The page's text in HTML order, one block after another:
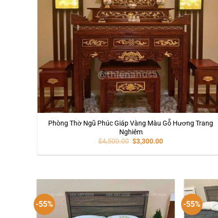
Phòng Thờ Ngũ Phúc Giáp Vàng Màu Gỗ Hương Trang
Nghiêm
$4,500.00 $3,300.00
-55% -55%